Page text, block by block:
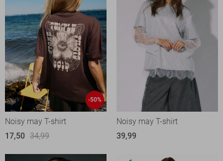
-50%
Noisy may T-shirt
17,50 34,99
Noisy may T-shirt
39,99